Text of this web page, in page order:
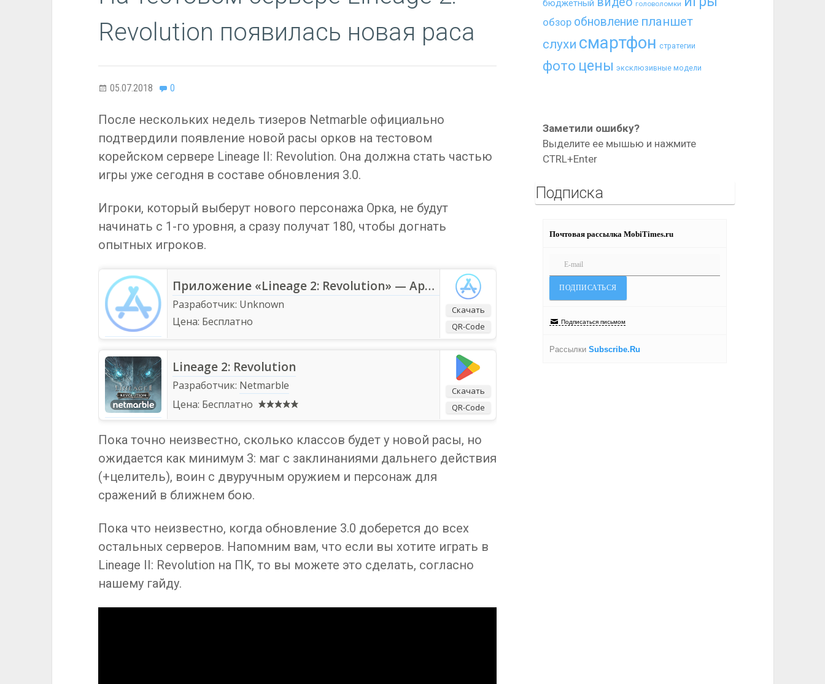
Revolution появилась новая раса
05.07.2018 0
После нескольких недель тизеров Netmarble официально
подтвердили появление новой расы орков на тестовом
корейском сервере Lineage II: Revolution. Она должна стать частью
игры уже сегодня в составе обновления 3.0.
Игроки, который выберут нового персонажа Орка, не будут
начинать с 1-го уровня, а сразу получат 180, чтобы догнать
опытных игроков.
Скачать
QR-Code
Приложение «Lineage 2: Revolution» — App Store
Разработчик: Unknown
Цена: Бесплатно
Скачать
QR-Code
Lineage 2: Revolution
Разработчик: Netmarble
Цена: Бесплатно
Пока точно неизвестно, сколько классов будет у новой расы, но
ожидается как минимум 3: маг с заклинаниями дальнего действия
(+целитель), воин с двуручным оружием и персонаж для
сражений в ближнем бою.
Пока что неизвестно, когда обновление 3.0 доберется до всех
остальных серверов. Напомним вам, что если вы хотите играть в
Lineage II: Revolution на ПК, то вы можете это сделать, согласно
нашему гайду.
бюджетный головоломки
обзор обновление планшет
слухи смартфон стратегии
фото цены эксклюзивные модели
Заметили ошибку?
Выделите ее мышью и нажмите
CTRL+Enter
Подписка
Почтовая рассылка MobiTimes.ru
Подписаться письмом
РассылкиSubscribe.Ru